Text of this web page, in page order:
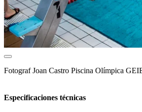
FotografJoan Castro Piscina Olímpica
Especificaciones técnicas